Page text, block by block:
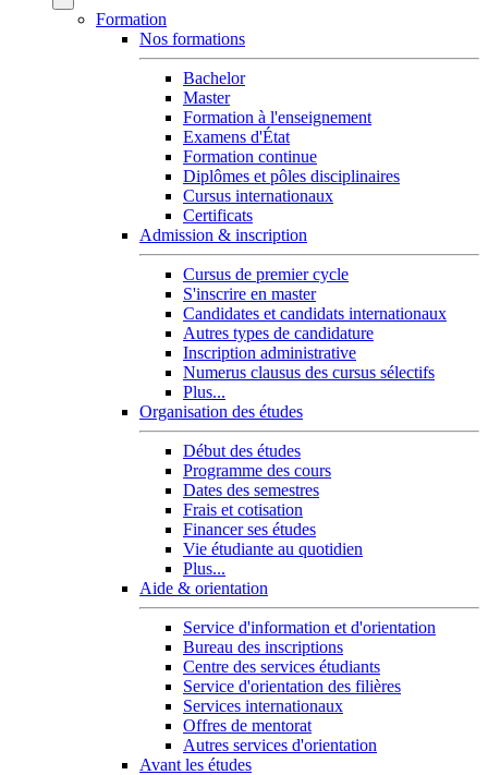
Formation
Nos formations
Bachelor
Master
Formation à l'enseignement
Examens d'État
Formation continue
Diplômes et pôles disciplinaires
Cursus internationaux
Certificats
Admission & inscription
Cursus de premier cycle
S'inscrire en master
Candidates et candidats internationaux
Autres types de candidature
Inscription administrative
Numerus clausus des cursus sélectifs
Plus...
Organisation des études
Début des études
Programme des cours
Dates des semestres
Frais et cotisation
Financer ses études
Vie étudiante au quotidien
Plus...
Aide & orientation
Service d'information et d'orientation
Bureau des inscriptions
Centre des services étudiants
Service d'orientation des filières
Services internationaux
Offres de mentorat
Autres services d'orientation
Avant les études